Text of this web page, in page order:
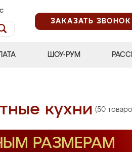
ЗАКАЗАТЬ ЗВОНОК
ШОУ-РУМ
кухни (50
РАЗМЕРАМ